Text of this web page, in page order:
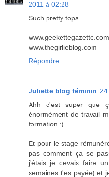
2011 à 02:28
Such pretty tops.
www.geekettegazette.com
www.thegirlieblog.com
Répondre
Juliette blog féminin
Ahh c'est super que
énormément de travail
formation :)
Et pour le stage
pas comment ça se
j'étais je devais faire
semaines t'es payée) et